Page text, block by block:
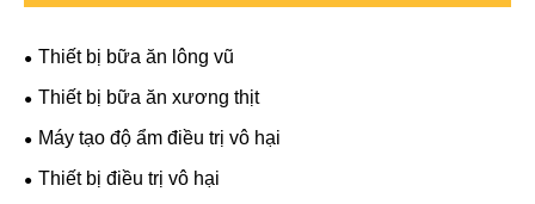
Thiết bị bữa ăn lông vũ
Thiết bị bữa ăn xương thịt
Máy tạo độ ẩm điều trị vô hại
Thiết bị điều trị vô hại